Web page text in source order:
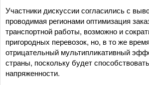
Участники дискуссии согласились с
проводимая регионами оптимизация
транспортной работы, возможно и
пригородных перевозок, но, в то же
отрицательный мультипликативный
страны, поскольку будет
напряженности.